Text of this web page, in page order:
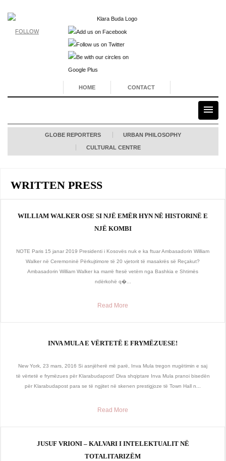
FOLLOW
HOME CONTACT
GLOBE REPORTERS URBAN PHILOSOPHY
CULTURAL CENTRE
WRITTEN PRESS
WILLIAM WALKER OSE SI NJË EMËR HYN NË HISTORINË E
NJË KOMBI
NOTE Paris 15 janar 2019 Presidenti i Kosovës nuk e ka ftuar Ambasadorin William
Walker në Ceremoninë Përkujtimore të 20 vjetorit të masakrës së Reçakut?
Ambasadorin William Walker ka marrë ftesë vetëm nga Bashkia e Shtimës
ndërkohë q�...
Read More
INVA MULA E VËRTETË E FRYMËZUESE!
New York, 23 mars, 2016 Si asnjëherë më parë, Inva Mula tregon rrugëtimin e saj
të vërtetë e frymëzues për Klarabudapost! Diva shqiptare Inva Mula pranoi bisedën
për Klarabudapost para se të ngjitet në skenen prestigjoze të Town Hall n...
Read More
JUSUF VRIONI – KALVARI I INTELEKTUALIT NË
TOTALITARIZËM